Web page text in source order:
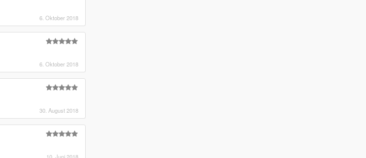
6. Oktober 2018
6. Oktober 2018
30. August 2018
10. Juni 2018